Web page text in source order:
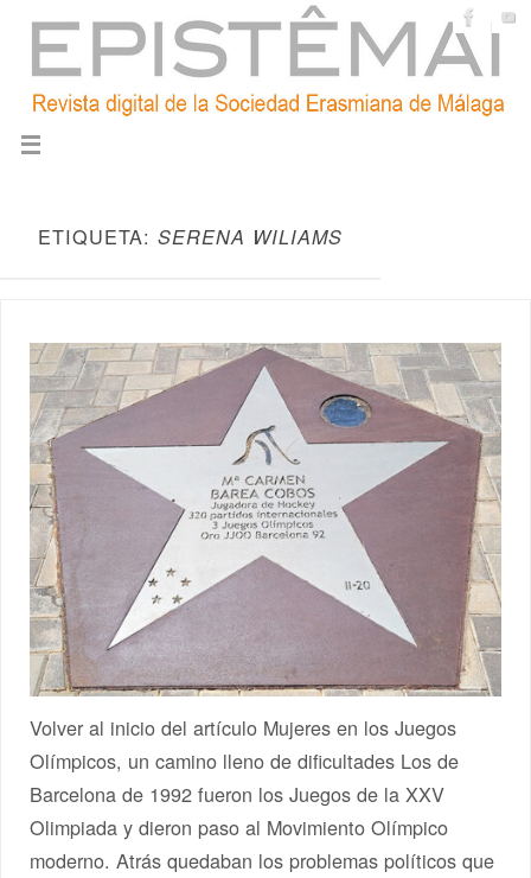
ETIQUETA: SERENA WILIAMS
Volver al inicio del artículo Mujeres en los Juegos
Olímpicos, un camino lleno de dificultades Los de
Barcelona de 1992 fueron los Juegos de la XXV
Olimpiada y dieron paso al Movimiento Olímpico
moderno. Atrás quedaban los problemas políticos que